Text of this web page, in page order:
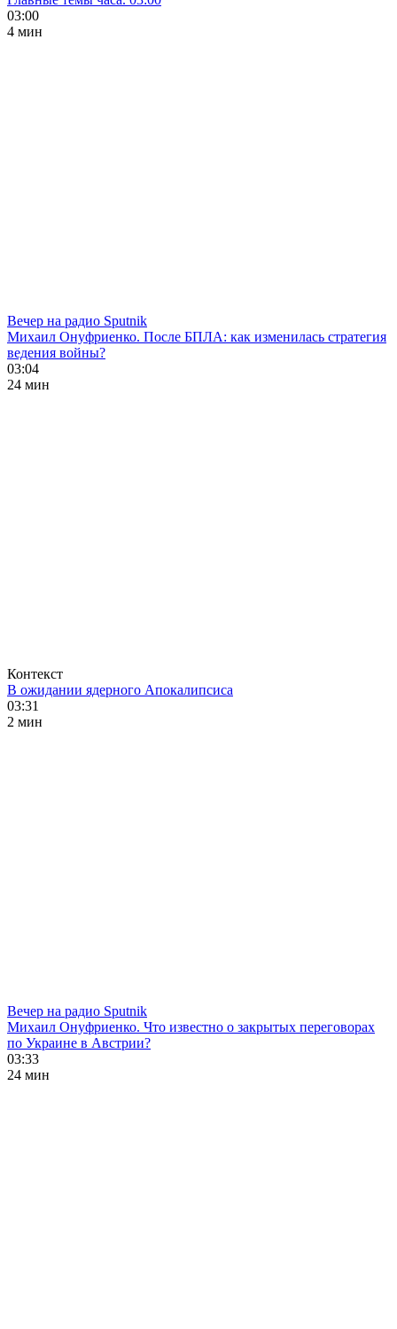
03:00
4 мин
Вечер на радио Sputnik
Михаил Онуфриенко. После БПЛА: как изменилась стратегия
ведения войны?
03:04
24 мин
Контекст
В ожидании ядерного Апокалипсиса
03:31
2 мин
Вечер на радио Sputnik
Михаил Онуфриенко. Что известно о закрытых переговорах
по Украине в Австрии?
03:33
24 мин